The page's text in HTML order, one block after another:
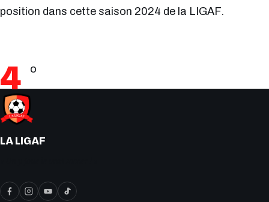
position dans cette saison 2024 de la LIGAF.
4 o
LA LIGAF